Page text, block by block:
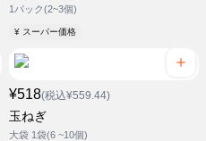
1パック(2~3個)
¥ スーパー価格
¥518(税込¥559.44)
玉ねぎ
大袋 1袋(6 ~10個)